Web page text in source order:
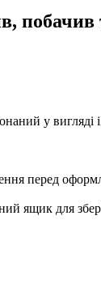
побачив
у вигляді
перед
ящик для